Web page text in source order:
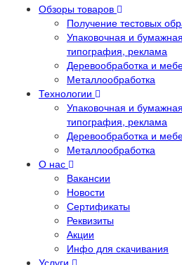
Обзоры товаров
Получение тестовых
Упаковочная и
типография, реклама
Деревообработка и
Металлообработка
Технологии
Упаковочная и
типография, реклама
Деревообработка и
Металлообработка
О нас
Вакансии
Новости
Сертификаты
Реквизиты
Акции
Инфо для скачивания
Услуги